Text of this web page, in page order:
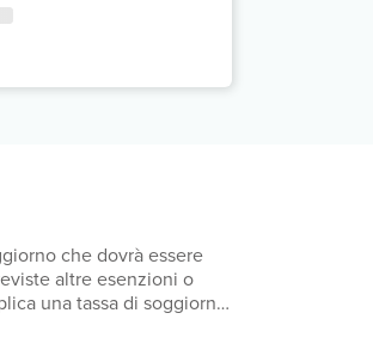
che dovrà essere
altre esenzioni o
una tassa di soggiorno: